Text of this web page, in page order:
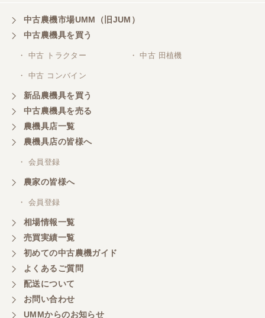
中古農機市場UMM（旧JUM）
中古農機具を買う
・ 中古 トラクター ・ 中古 田植機
・ 中古 コンバイン
新品農機具を買う
中古農機具を売る
農機具店一覧
農機具店の皆様へ
・ 会員登録
農家の皆様へ
・ 会員登録
相場情報一覧
売買実績一覧
初めての中古農機ガイド
よくあるご質問
配送について
お問い合わせ
UMMからのお知らせ